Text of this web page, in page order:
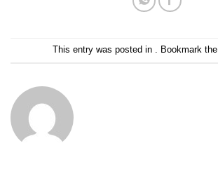
This entry was posted in . Bookmark the